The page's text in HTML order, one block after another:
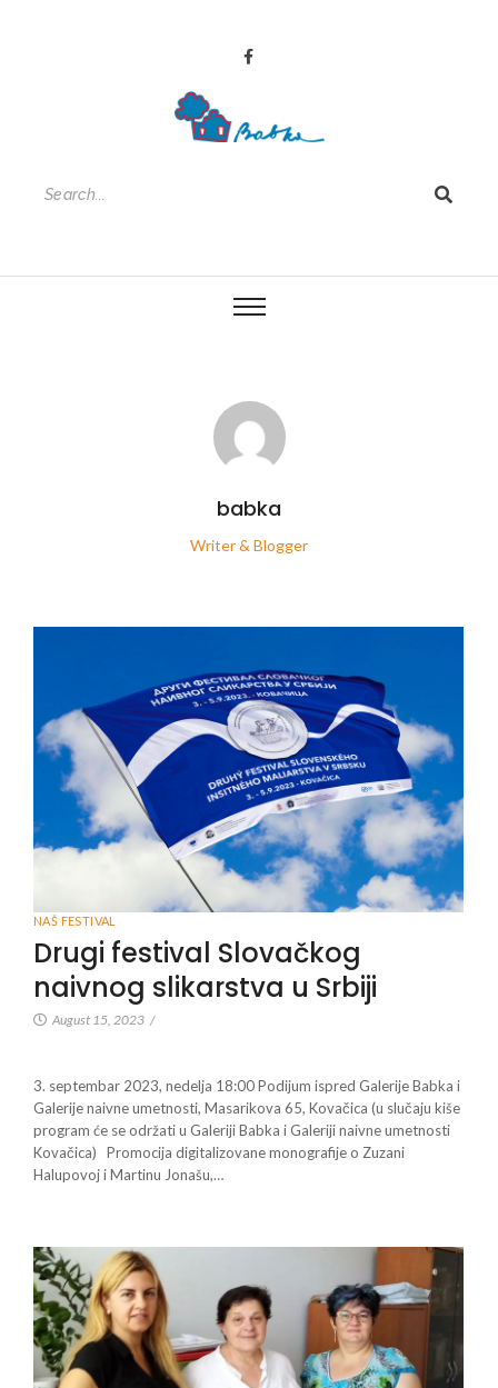
babka
Writer & Blogger
NAŠ FESTIVAL
Drugi festival Slovačkog
naivnog slikarstva u Srbiji
August 15, 2023 /
3. septembar 2023, nedelja 18:00 Podijum ispred Galerije Babka i
Galerije naivne umetnosti, Masarikova 65, Kovačica (u slučaju kiše
program će se održati u Galeriji Babka i Galeriji naivne umetnosti
Kovačica) Promocija digitalizovane monografije o Zuzani
Halupovoj i Martinu Jonašu,…